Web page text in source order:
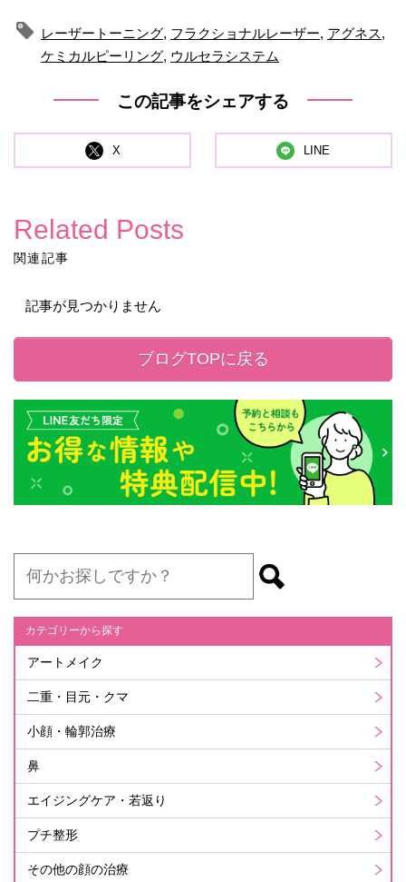
レーザートーニング, フラクショナルレーザー, アグネス,
ケミカルピーリング, ウルセラシステム
この記事をシェアする
X LINE
Related Posts
関連記事
記事が見つかりません
ブログTOPに戻る
カテゴリーから探す
アートメイク
二重・目元・クマ
小顔・輪郭治療
鼻
エイジングケア・若返り
プチ整形
その他の顔の治療